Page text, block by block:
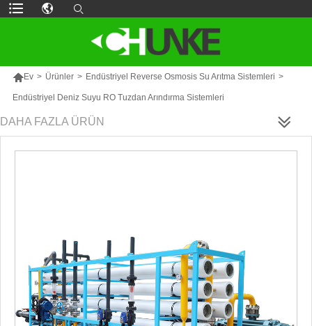
Ev > Ürünler > Endüstriyel Reverse Osmosis Su Arıtma Sistemleri >
Endüstriyel Deniz Suyu RO Tuzdan Arındırma Sistemleri
DAHA FAZLA ÜRÜN